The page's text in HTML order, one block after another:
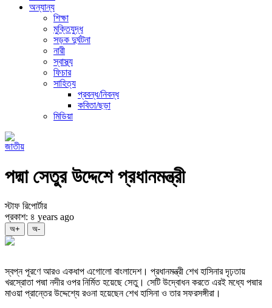
অন্যান্য
শিক্ষা
মুক্তিযুদ্ধ
সড়ক দুর্ঘটনা
নারী
স্বাস্থ্য
ফিচার
সাহিত্য
প্রবন্ধ/নিবন্ধ
কবিতা/ছড়া
মিডিয়া
জাতীয়
পদ্মা সেতুর উদ্দেশে প্রধানমন্ত্রী
স্টাফ রিপোর্টার
প্রকাশ: ৪ years ago
অ+ অ-
স্বপ্ন পূরণে আরও একধাপ এগোলো বাংলাদেশ। প্রধানমন্ত্রী শেখ হাসিনার দৃঢ়তায়
খরস্রোতা পদ্মা নদীর ওপর নির্মিত হয়েছে সেতু। সেটি উদ্বোধন করতে এরই মধ্যে পদ্মার
মাওয়া প্রান্তের উদ্দেশ্যে রওনা হয়েছেন শেখ হাসিনা ও তার সফরসঙ্গীরা।